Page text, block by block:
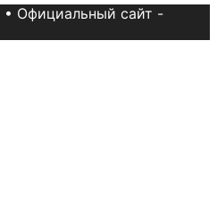
• Официальный сайт -